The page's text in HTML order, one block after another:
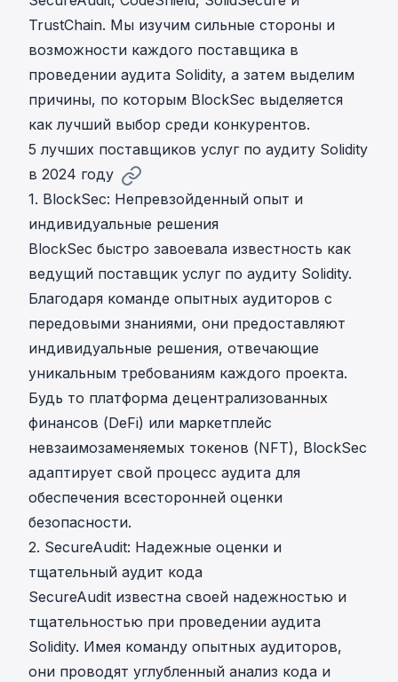
TrustChain. Мы изучим сильные стороны и
возможности каждого поставщика в
проведении аудита Solidity, а затем выделим
причины, по которым BlockSec выделяется
как лучший выбор среди конкурентов.
5 лучших поставщиков услуг по аудиту Solidity
в 2024 году
1. BlockSec: Непревзойденный опыт и
индивидуальные решения
BlockSec быстро завоевала известность как
ведущий поставщик услуг по аудиту Solidity.
Благодаря команде опытных аудиторов с
передовыми знаниями, они предоставляют
индивидуальные решения, отвечающие
уникальным требованиям каждого проекта.
Будь то платформа децентрализованных
финансов (DeFi) или маркетплейс
невзаимозаменяемых токенов (NFT), BlockSec
адаптирует свой процесс аудита для
обеспечения всесторонней оценки
безопасности.
2. SecureAudit: Надежные оценки и
тщательный аудит кода
SecureAudit известна своей надежностью и
тщательностью при проведении аудита
Solidity. Имея команду опытных аудиторов,
они проводят углубленный анализ кода и